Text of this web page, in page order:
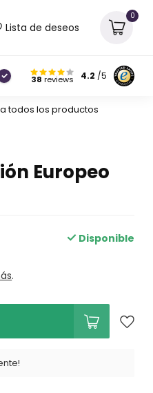
Lista de deseos
0
38 reviews 4.2 /5
todos los productos
Europeo
Disponible
.